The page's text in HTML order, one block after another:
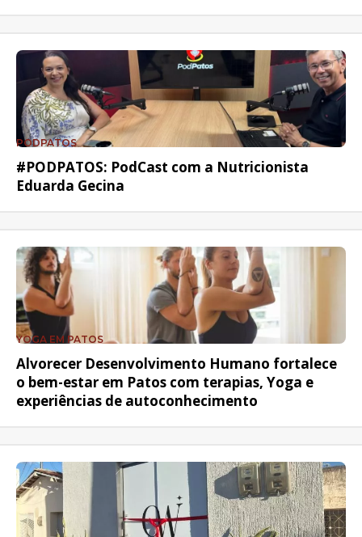
PODPATOS
#PODPATOS: PodCast com a Nutricionista
Eduarda Gecina
YOGA EM PATOS
Alvorecer Desenvolvimento Humano fortalece
o bem-estar em Patos com terapias, Yoga e
experiências de autoconhecimento